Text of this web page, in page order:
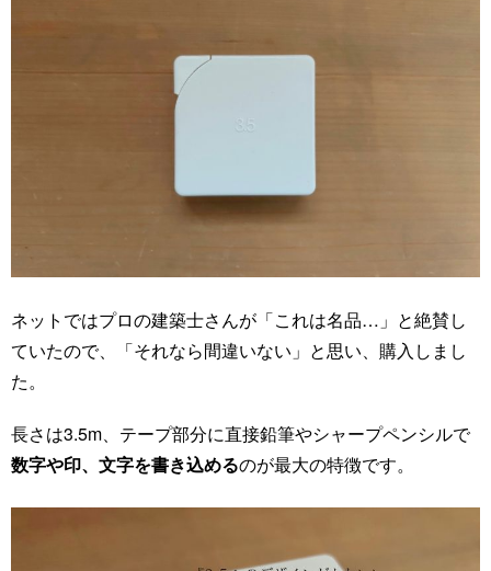
ネットではプロの建築士さんが「これは名品…」と絶賛し
ていたので、「それなら間違いない」と思い、購入しまし
た。
長さは3.5m、テープ部分に直接鉛筆やシャープペンシルで
数字や印、文字を書き込めるのが最大の特徴です。